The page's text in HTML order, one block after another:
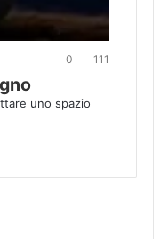
0 111
uno spazio